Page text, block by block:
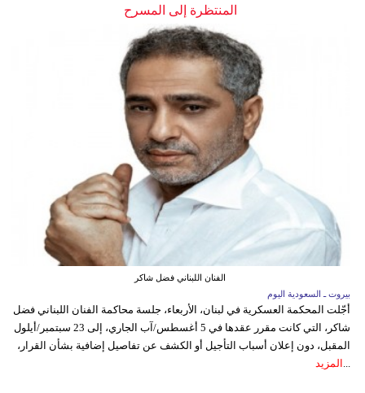
المنتظرة إلى المسرح
الفنان اللبناني فضل شاكر
بيروت ـ السعودية اليوم
أجّلت المحكمة العسكرية في لبنان، الأربعاء، جلسة محاكمة الفنان اللبناني فضل
شاكر، التي كانت مقرر عقدها في 5 أغسطس/آب الجاري، إلى 23 سبتمبر/أيلول
المقبل، دون إعلان أسباب التأجيل أو الكشف عن تفاصيل إضافية بشأن القرار،
... المزيد